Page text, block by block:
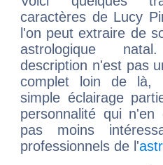
caractères de Lucy
l'on peut extraire de
astrologique
description n'est pas
complet loin de là,
simple éclairage
personnalité qui n'en
pas moins
professionnels de l'